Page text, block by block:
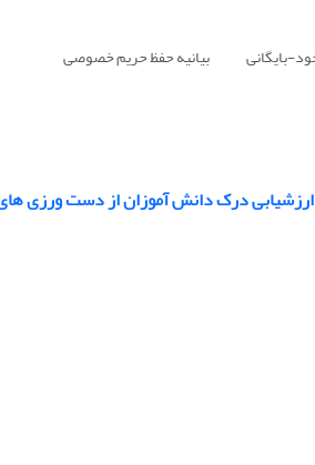
بایگانی بیانیه حفظ حریم خصوصی
ارزشیابی درک دانش آموزان از دست ورزی